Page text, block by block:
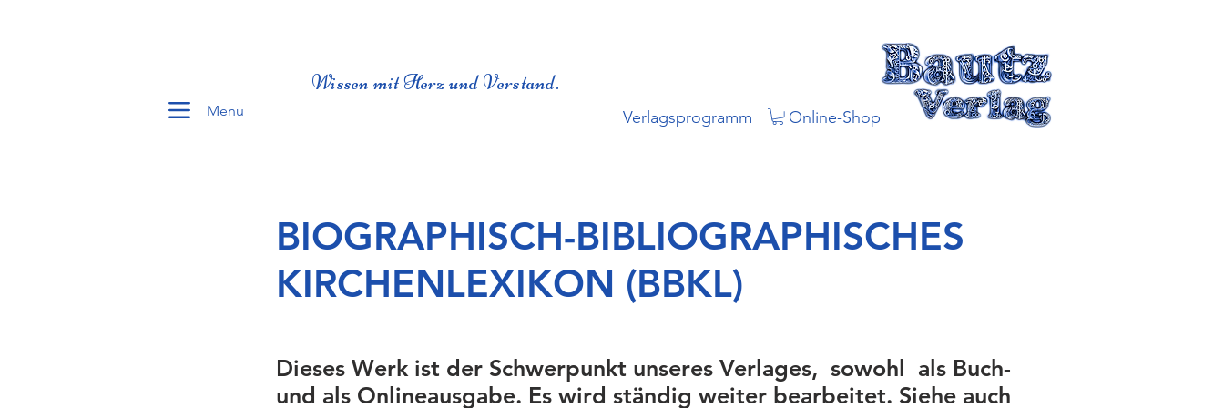
Menu
Wissen mit Herz und Verstand.
Verlagsprogramm Online-Shop
BIOGRAPHISCH-BIBLIOGRAPHISCHES
KIRCHENLEXIKON (BBKL)
Dieses Werk ist der Schwerpunkt unseres Verlages, sowohl als Buch-
und als Onlineausgabe. Es wird ständig weiter bearbeitet. Siehe auch